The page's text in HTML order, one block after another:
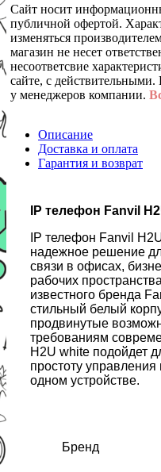
Сайт носит
публичной офертой.
изменяться
магазин не несет
несоответсвие
сайте, с действительными.
у менеджеров компании.
Описание
Доставка и оплата
Гарантия и возврат
IP телефон Fanvil
IP телефон Fanvil
надежное решение
связи в офисах,
рабочих
известного бренда
стильный белый
продвинутые
требованиям
H2U white подойдет
простоту
одном устройстве.
Бренд